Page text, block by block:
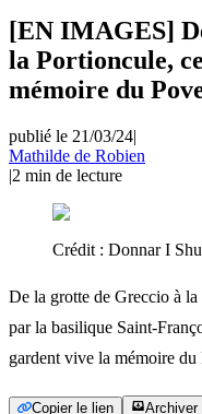
[EN IMAGES]
la Portioncule,
mémoire du
publié le 21/03/24|
Mathilde de Robien
|2 min de lecture
Crédit : Donnar I
De la grotte de Greccio à
par la basilique Saint-
gardent vive la mémoire du
Copier le lien Archiver